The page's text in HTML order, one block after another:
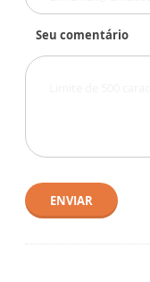
Seu comentário
ENVIAR